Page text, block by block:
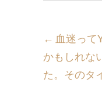
← 血迷って
かもしれな
た。そのタ